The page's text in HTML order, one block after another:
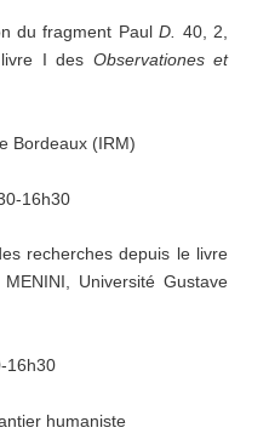
du fragment PaulD. 40, 2,
I des Observationes et
Bordeaux (IRM)
16h30
recherches depuis le livre
Université Gustave
16h30
humaniste